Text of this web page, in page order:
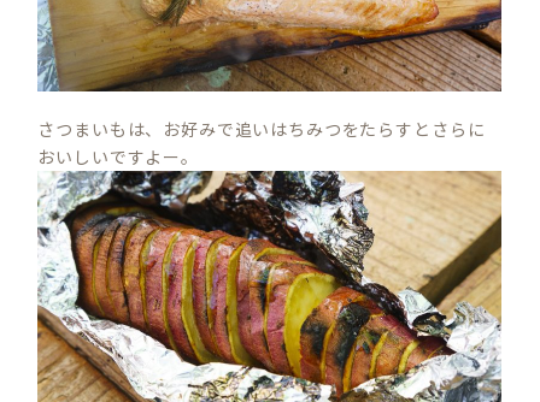
さつまいもは、お好みで追いはちみつをたらすとさらに
おいしいですよー。